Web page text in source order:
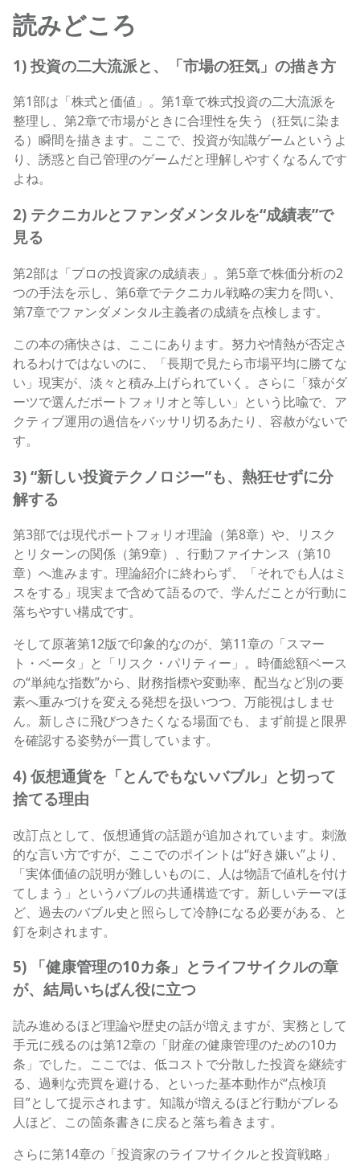
読みどころ
1) 投資の二大流派と、「市場の狂気」の描き方
第1部は「株式と価値」。第1章で株式投資の二大流派を
整理し、第2章で市場がときに合理性を失う（狂気に染ま
る）瞬間を描きます。ここで、投資が知識ゲームというよ
り、誘惑と自己管理のゲームだと理解しやすくなるんです
よね。
2) テクニカルとファンダメンタルを“成績表”で
見る
第2部は「プロの投資家の成績表」。第5章で株価分析の2
つの手法を示し、第6章でテクニカル戦略の実力を問い、
第7章でファンダメンタル主義者の成績を点検します。
この本の痛快さは、ここにあります。努力や情熱が否定さ
れるわけではないのに、「長期で見たら市場平均に勝てな
い」現実が、淡々と積み上げられていく。さらに「猿がダ
ーツで選んだポートフォリオと等しい」という比喩で、ア
クティブ運用の過信をバッサリ切るあたり、容赦がないで
す。
3) “新しい投資テクノロジー”も、熱狂せずに分
解する
第3部では現代ポートフォリオ理論（第8章）や、リスク
とリターンの関係（第9章）、行動ファイナンス（第10
章）へ進みます。理論紹介に終わらず、「それでも人はミ
スをする」現実まで含めて語るので、学んだことが行動に
落ちやすい構成です。
そして原著第12版で印象的なのが、第11章の「スマー
ト・ベータ」と「リスク・パリティー」。時価総額ベース
の“単純な指数”から、財務指標や変動率、配当など別の要
素へ重みづけを変える発想を扱いつつ、万能視はしませ
ん。新しさに飛びつきたくなる場面でも、まず前提と限界
を確認する姿勢が一貫しています。
4) 仮想通貨を「とんでもないバブル」と切って
捨てる理由
改訂点として、仮想通貨の話題が追加されています。刺激
的な言い方ですが、ここでのポイントは“好き嫌い”より、
「実体価値の説明が難しいものに、人は物語で値札を付け
てしまう」というバブルの共通構造です。新しいテーマほ
ど、過去のバブル史と照らして冷静になる必要がある、と
釘を刺されます。
5) 「健康管理の10カ条」とライフサイクルの章
が、結局いちばん役に立つ
読み進めるほど理論や歴史の話が増えますが、実務として
手元に残るのは第12章の「財産の健康管理のための10カ
条」でした。ここでは、低コストで分散した投資を継続す
る、過剰な売買を避ける、といった基本動作が“点検項
目”として提示されます。知識が増えるほど行動がブレる
人ほど、この箇条書きに戻ると落ち着きます。
さらに第14章の「投資家のライフサイクルと投資戦略」